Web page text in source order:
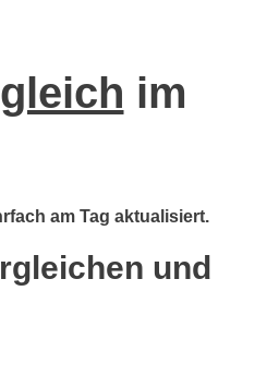
im
am Tag aktualisiert.
und